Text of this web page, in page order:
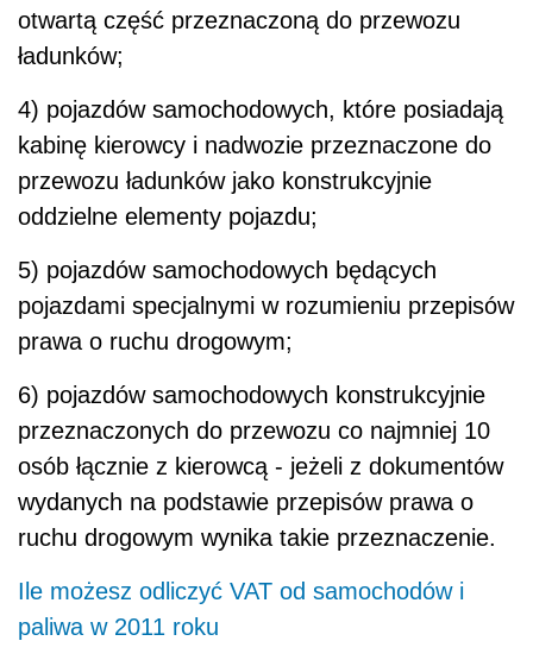
otwartą część przeznaczoną do przewozu
ładunków;
4) pojazdów samochodowych, które posiadają
kabinę kierowcy i nadwozie przeznaczone do
przewozu ładunków jako konstrukcyjnie
oddzielne elementy pojazdu;
5) pojazdów samochodowych będących
pojazdami specjalnymi w rozumieniu przepisów
prawa o ruchu drogowym;
6) pojazdów samochodowych konstrukcyjnie
przeznaczonych do przewozu co najmniej 10
osób łącznie z kierowcą - jeżeli z dokumentów
wydanych na podstawie przepisów prawa o
ruchu drogowym wynika takie przeznaczenie.
Ile możesz odliczyć VAT od samochodów i
paliwa w 2011 roku